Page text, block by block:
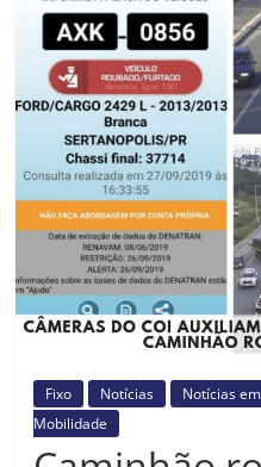
Prefeitura
Estância
Turística
Guaratinguetá
Fixo Notícias Notícias
Mobilidade